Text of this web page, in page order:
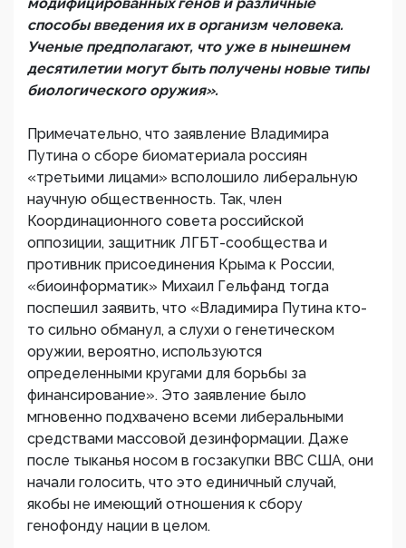
способы введения их в организм человека.
Ученые предполагают, что уже в нынешнем
десятилетии могут быть получены новые типы
биологического оружия».
Примечательно, что заявление Владимира
Путина о сборе биоматериала россиян
«третьими лицами» всполошило либеральную
научную общественность. Так, член
Координационного совета российской
оппозиции, защитник ЛГБТ-сообщества и
противник присоединения Крыма к России,
«биоинформатик» Михаил Гельфанд тогда
поспешил заявить, что «Владимира Путина кто-
то сильно обманул, а слухи о генетическом
оружии, вероятно, используются
определенными кругами для борьбы за
финансирование». Это заявление было
мгновенно подхвачено всеми либеральными
средствами массовой дезинформации. Даже
после тыканья носом в госзакупки ВВС США, они
начали голосить, что это единичный случай,
якобы не имеющий отношения к сбору
генофонду нации в целом.